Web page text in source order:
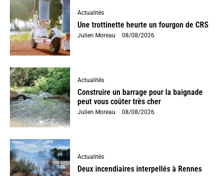
Actualités
Une trottinette heurte un fourgon de CRS
Julien Moreau - 08/08/2026
Actualités
Construire un barrage pour la baignade
peut vous coûter très cher
Julien Moreau - 08/08/2026
Actualités
Deux incendiaires interpellés à Rennes